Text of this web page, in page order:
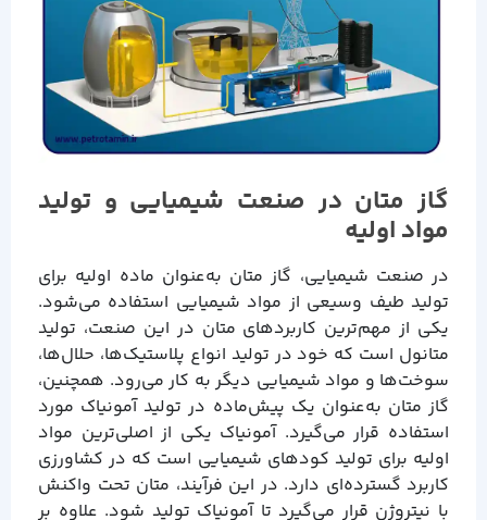
گاز متان در صنعت شیمیایی و تولید
مواد اولیه
در صنعت شیمیایی، گاز متان به‌عنوان ماده اولیه برای
تولید طیف وسیعی از مواد شیمیایی استفاده می‌شود.
یکی از مهم‌ترین کاربردهای متان در این صنعت، تولید
متانول است که خود در تولید انواع پلاستیک‌ها، حلال‌ها،
سوخت‌ها و مواد شیمیایی دیگر به کار می‌رود. همچنین،
گاز متان به‌عنوان یک پیش‌ماده در تولید آمونیاک مورد
استفاده قرار می‌گیرد. آمونیاک یکی از اصلی‌ترین مواد
اولیه برای تولید کودهای شیمیایی است که در کشاورزی
کاربرد گسترده‌ای دارد. در این فرآیند، متان تحت واکنش
با نیتروژن قرار می‌گیرد تا آمونیاک تولید شود. علاوه بر